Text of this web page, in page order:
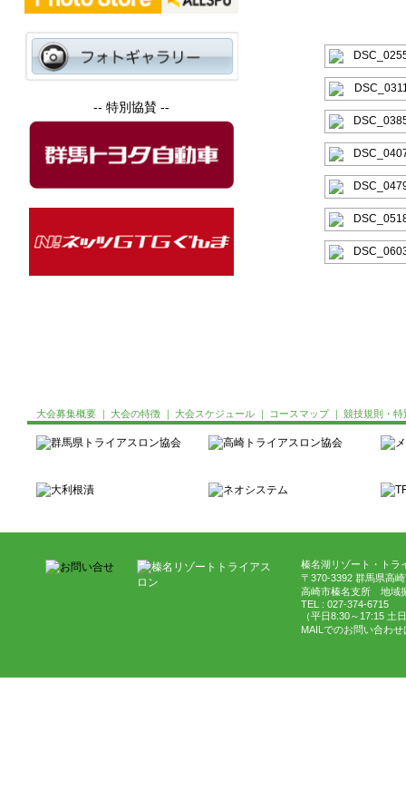
-- 特別協賛 --
大会募集概要 ｜ 大会の特徴 ｜ 大会スケジュール ｜ コースマップ｜ 競技規則・特
榛名湖リゾート・トラ
〒370-3392 群馬県高
高崎市榛名支所 地域
TEL : 027-374-6715
（平日8:30～17:15 土
MAILでのお問い合わせ